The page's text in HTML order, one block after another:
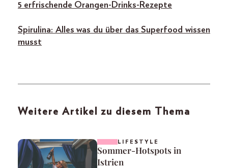
5 erfrischende Orangen-Drinks-Rezepte
Spirulina: Alles was du über das Superfood wissen
musst
Weitere Artikel zu diesem Thema
LIFESTYLE
Sommer-Hotspots in
Istrien